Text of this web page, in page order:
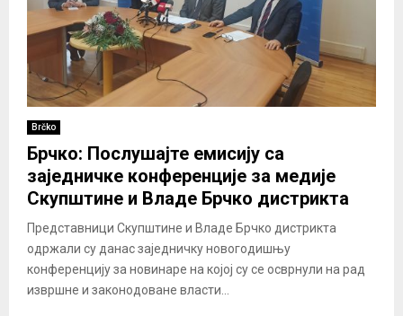
Brčko
Брчко: Послушајте емисију са
заједничке конференције за медије
Скупштине и Владе Брчко дистрикта
Представници Скупштине и Владе Брчко дистрикта
одржали су данас заједничку новогодишњу
конференцију за новинаре на којој су се осврнули на рад
извршне и законодоване власти...